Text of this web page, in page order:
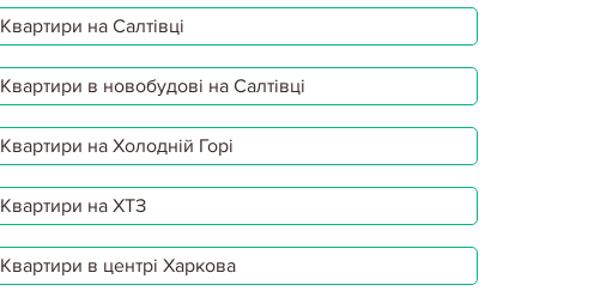
Квартири на Салтівці
Квартири в новобудові на Салтівці
Квартири на Холодній Горі
Квартири на ХТЗ
Квартири в центрі Харкова